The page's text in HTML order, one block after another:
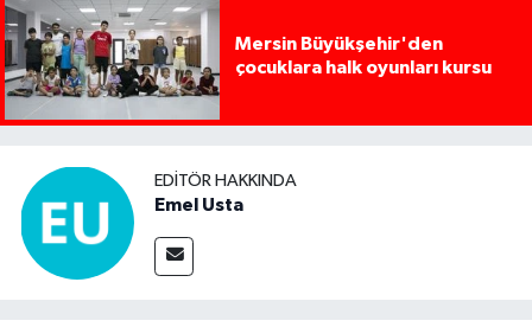
Mersin Büyükşehir'den
çocuklara halk oyunları kursu
EDITÖR HAKKINDA
Emel Usta